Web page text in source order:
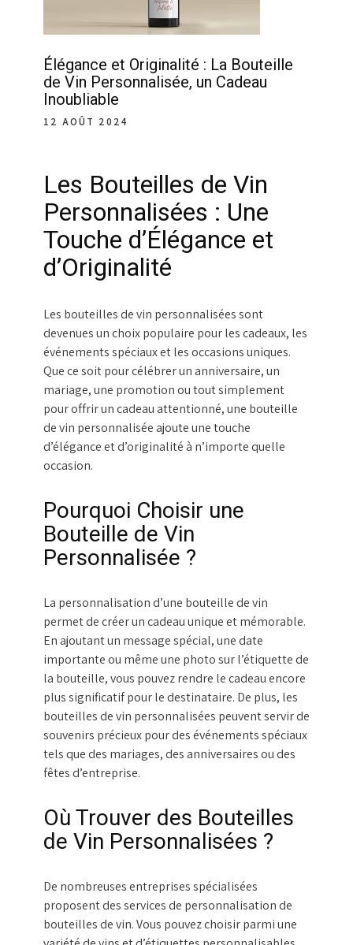
Élégance et Originalité : La Bouteille
de Vin Personnalisée, un Cadeau
Inoubliable
12 AOÛT 2024
Les Bouteilles de Vin
Personnalisées : Une
Touche d’Élégance et
d’Originalité
Les bouteilles de vin personnalisées sont
devenues un choix populaire pour les cadeaux, les
événements spéciaux et les occasions uniques.
Que ce soit pour célébrer un anniversaire, un
mariage, une promotion ou tout simplement
pour offrir un cadeau attentionné, une bouteille
de vin personnalisée ajoute une touche
d’élégance et d’originalité à n’importe quelle
occasion.
Pourquoi Choisir une
Bouteille de Vin
Personnalisée ?
La personnalisation d’une bouteille de vin
permet de créer un cadeau unique et mémorable.
En ajoutant un message spécial, une date
importante ou même une photo sur l’étiquette de
la bouteille, vous pouvez rendre le cadeau encore
plus significatif pour le destinataire. De plus, les
bouteilles de vin personnalisées peuvent servir de
souvenirs précieux pour des événements spéciaux
tels que des mariages, des anniversaires ou des
fêtes d’entreprise.
Où Trouver des Bouteilles
de Vin Personnalisées ?
De nombreuses entreprises spécialisées
proposent des services de personnalisation de
bouteilles de vin. Vous pouvez choisir parmi une